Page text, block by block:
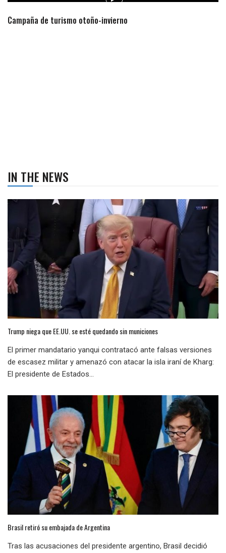
Campaña de turismo otoño-invierno
IN THE NEWS
Trump niega que EE.UU. se esté quedando sin municiones
El primer mandatario yanqui contratacó ante falsas versiones
de escasez militar y amenazó con atacar la isla iraní de Kharg:
El presidente de Estados...
Brasil retiró su embajada de Argentina
Tras las acusaciones del presidente argentino, Brasil decidió